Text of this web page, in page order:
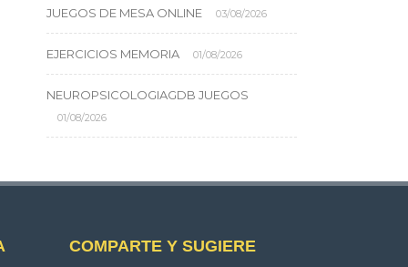
JUEGOS DE MESA ONLINE
03/08/2026
EJERCICIOS MEMORIA 01/08/2026
NEUROPSICOLOGIAGDB JUEGOS
01/08/2026
COMPARTE Y SUGIERE